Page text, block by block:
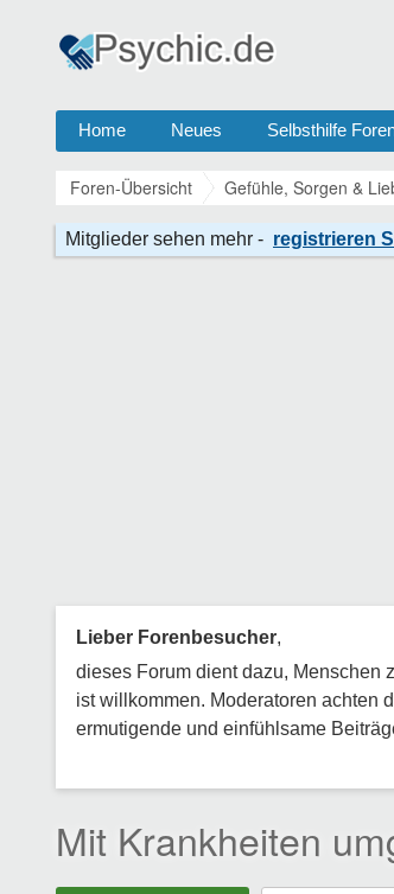
Home Neues Selbsthilfe
Foren-Übersicht Gefühle, Sorgen &
Lieber Forenbesucher,
dieses Forum dient dazu, Menschen
ist willkommen. Moderatoren achten
ermutigende und einfühlsame
Mit Krankheiten